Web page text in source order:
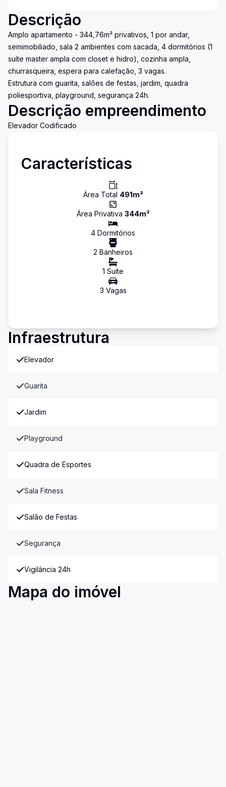
Descrição
Amplo apartamento - 344,76m² privativos, 1 por andar,
semimobiliado, sala 2 ambientes com sacada, 4 dormitórios (1
suíte master ampla com closet e hidro), cozinha ampla,
churrasqueira, espera para calefação, 3 vagas.
Estrutura com guarita, salões de festas, jardim, quadra
poliesportiva, playground, segurança 24h.
Descrição empreendimento
Elevador Codificado
Características
Área Total 491m²
Área Privativa 344m²
4 Dormitórios
2 Banheiros
1 Suíte
3 Vagas
Infraestrutura
Elevador
Guarita
Jardim
Playground
Quadra de Esportes
Sala Fitness
Salão de Festas
Segurança
Vigilância 24h
Mapa do imóvel